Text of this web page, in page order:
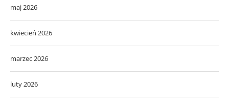
maj 2026
kwiecień 2026
marzec 2026
luty 2026